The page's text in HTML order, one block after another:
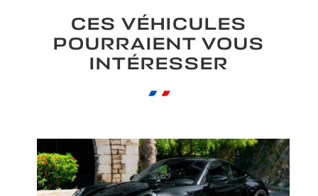
CES VÉHICULES
POURRAIENT VOUS
INTÉRESSER